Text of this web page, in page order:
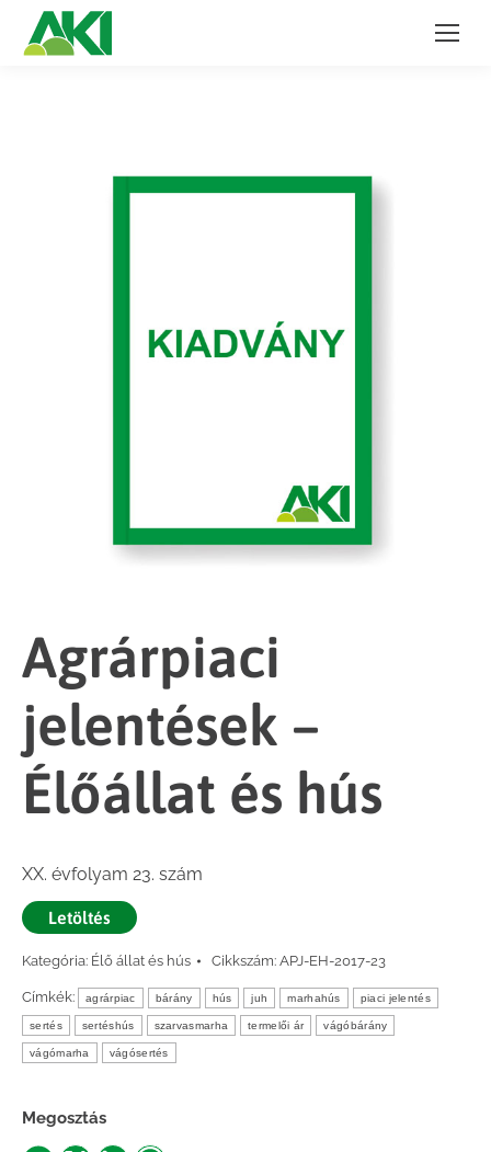
Agrárpiaci
jelentések –
Élőállat és hús
XX. évfolyam 23. szám
Letöltés
Kategória: Élő állat és hús Cikkszám: APJ-EH-2017-23
Címkék: agrárpiac bárány hús juh marhahús piaci jelentés
sertés sertéshús szarvasmarha termelői ár vágóbárány
vágómarha vágósertés
Megosztás